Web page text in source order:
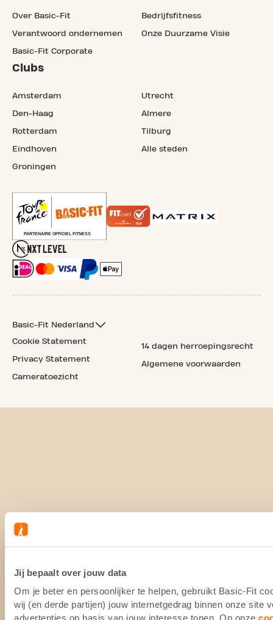
Jij bepaalt over jouw data
Om je beter en persoonlijker te helpen, gebruikt Basic-Fit
wij (en derde partijen) jouw internetgedrag binnen onze site
advertenties op basis van jouw interesse tonen. Op onze
Over Basic-Fit
Verantwoord ondernemen
Basic-Fit Corporate
Bedrijfsfitness
Onze Duurzame Visie
Clubs
Amsterdam
Den-Haag
Rotterdam
Eindhoven
Groningen
Utrecht
Almere
Tilburg
Alle steden
Basic-Fit Nederland
Cookie Statement
Privacy Statement
Cameratoezicht
14 dagen herroepingsrecht
Algemene voorwaarden